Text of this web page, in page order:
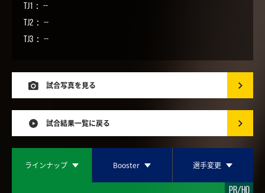
TJ1： --
TJ2： --
TJ3： --
試合写真を見る
試合結果一覧に戻る
ラインナップ Booster 選手変更
PR/HO